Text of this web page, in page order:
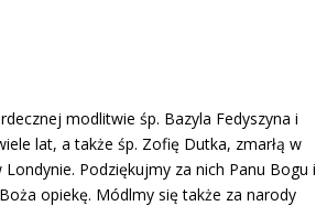
modlitwie śp. Bazyla Fedyszyna i
lat, a także śp. Zofię Dutka, zmarłą w
Podziękujmy za nich Panu Bogu i
opiekę. Módlmy się także za narody